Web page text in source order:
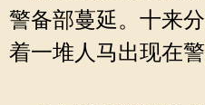
警备部蔓延。十来
着一堆人马出现在警